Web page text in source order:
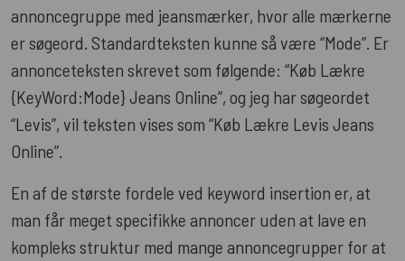
annoncegruppe med jeansmærker, hvor alle mærkerne
er søgeord. Standardteksten kunne så være “Mode”. Er
annonceteksten skrevet som følgende: “Køb Lækre
{KeyWord:Mode} Jeans Online”, og jeg har søgeordet
“Levis”, vil teksten vises som “Køb Lækre Levis Jeans
Online”.
En af de største fordele ved keyword insertion er, at
man får meget specifikke annoncer uden at lave en
kompleks struktur med mange annoncegrupper for at